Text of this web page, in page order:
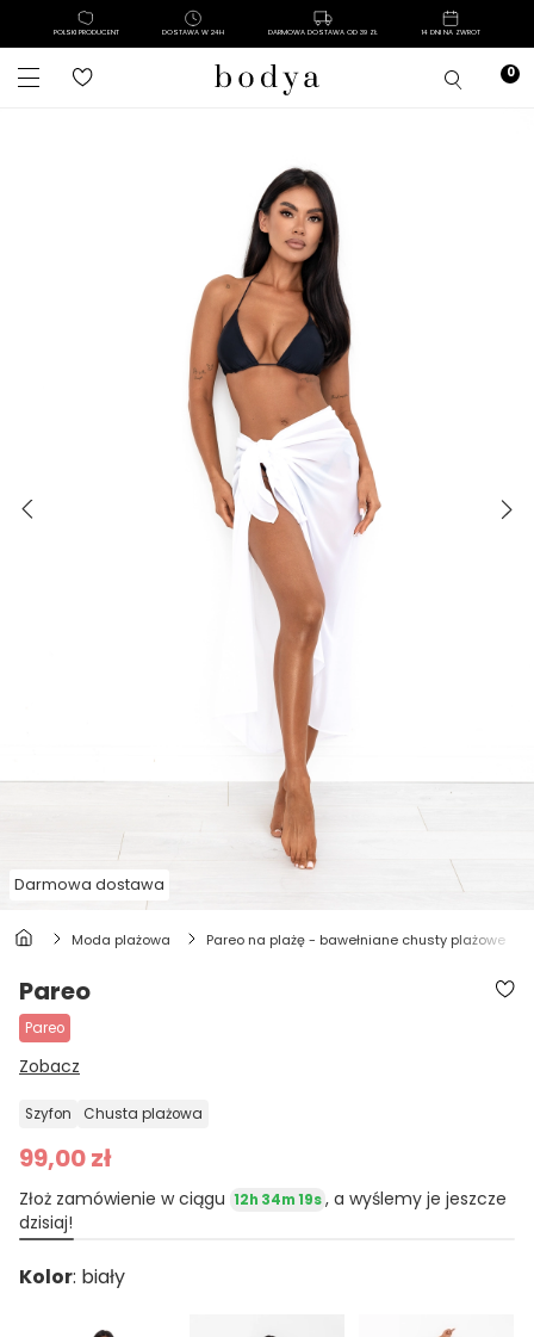
POLSKI PRODUCENT DOSTAWA W 24H DARMOWA DOSTAWA OD 39 ZŁ 14 DNI NA ZWROT
Darmowa dostawa
moda plażowa pareo na plażę - bawełniane chusty plażowe
Pareo
pareo
Zobacz
szyfon chusta plażowa
99,00 zł
Złoż zamówienie w ciągu 12h 34m 18s, a wyślemy je jeszcze
dzisiaj!
Kolor